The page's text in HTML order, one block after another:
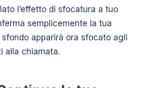
l’effetto di sfocatura a tuo
semplicemente la tua
apparirà ora sfocato agli
alla chiamata.